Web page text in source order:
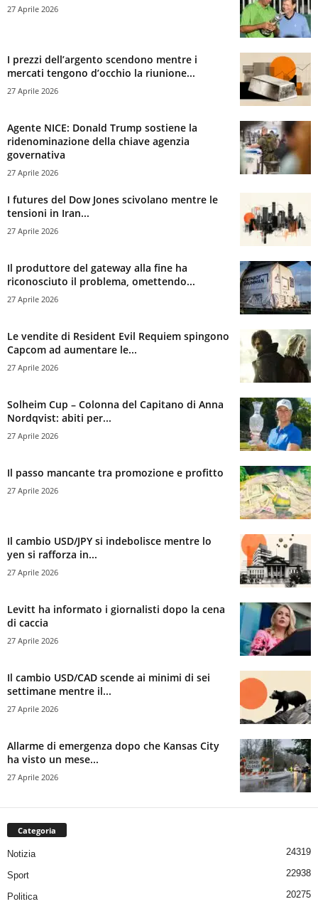
27 Aprile 2026
I prezzi dell’argento scendono mentre i
mercati tengono d’occhio la riunione...
27 Aprile 2026
Agente NICE: Donald Trump sostiene la
ridenominazione della chiave agenzia
governativa
27 Aprile 2026
I futures del Dow Jones scivolano mentre le
tensioni in Iran...
27 Aprile 2026
Il produttore del gateway alla fine ha
riconosciuto il problema, omettendo...
27 Aprile 2026
Le vendite di Resident Evil Requiem spingono
Capcom ad aumentare le...
27 Aprile 2026
Solheim Cup – Colonna del Capitano di Anna
Nordqvist: abiti per...
27 Aprile 2026
Il passo mancante tra promozione e profitto
27 Aprile 2026
Il cambio USD/JPY si indebolisce mentre lo
yen si rafforza in...
27 Aprile 2026
Levitt ha informato i giornalisti dopo la cena
di caccia
27 Aprile 2026
Il cambio USD/CAD scende ai minimi di sei
settimane mentre il...
27 Aprile 2026
Allarme di emergenza dopo che Kansas City
ha visto un mese...
27 Aprile 2026
Categoria
Notizia 24319
Sport 22938
Politica 20275